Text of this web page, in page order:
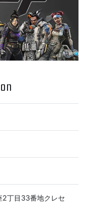
2丁目33番地クレセ